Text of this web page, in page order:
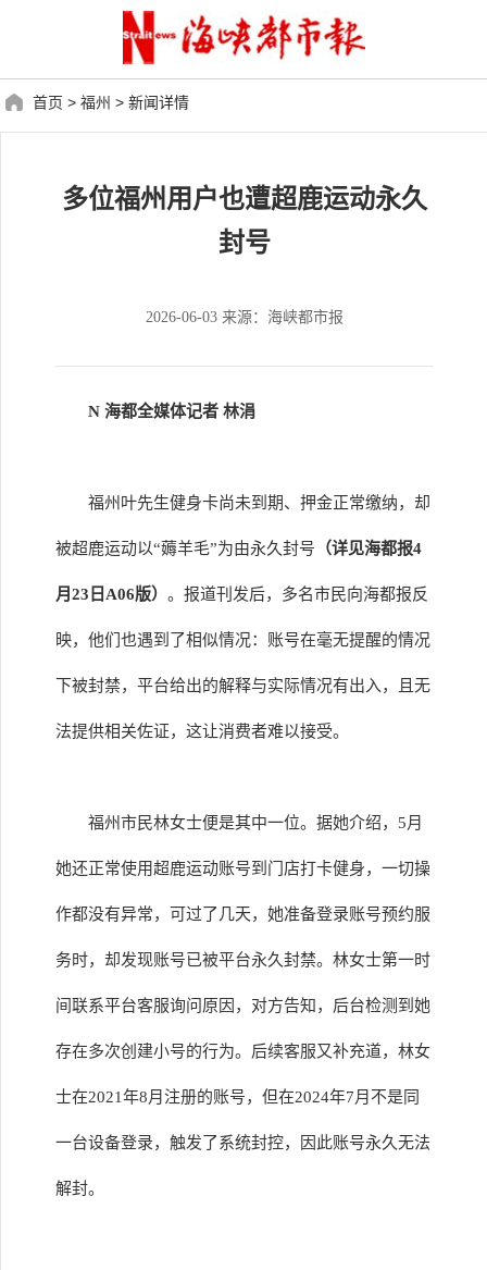
首页 > 福州 > 新闻详情
多位福州用户也遭超鹿运动永久
封号
2026-06-03 来源：海峡都市报
N 海都全媒体记者 林涓
福州叶先生健身卡尚未到期、押金正常缴纳，却
被超鹿运动以“薅羊毛”为由永久封号 （详见海都报4
月23日A06版） 。报道刊发后，多名市民向海都报反
映，他们也遇到了相似情况：账号在毫无提醒的情况
下被封禁，平台给出的解释与实际情况有出入，且无
法提供相关佐证，这让消费者难以接受。
福州市民林女士便是其中一位。据她介绍，5月
她还正常使用超鹿运动账号到门店打卡健身，一切操
作都没有异常，可过了几天，她准备登录账号预约服
务时，却发现账号已被平台永久封禁。林女士第一时
间联系平台客服询问原因，对方告知，后台检测到她
存在多次创建小号的行为。后续客服又补充道，林女
士在2021年8月注册的账号，但在2024年7月不是同
一台设备登录，触发了系统封控，因此账号永久无法
解封。